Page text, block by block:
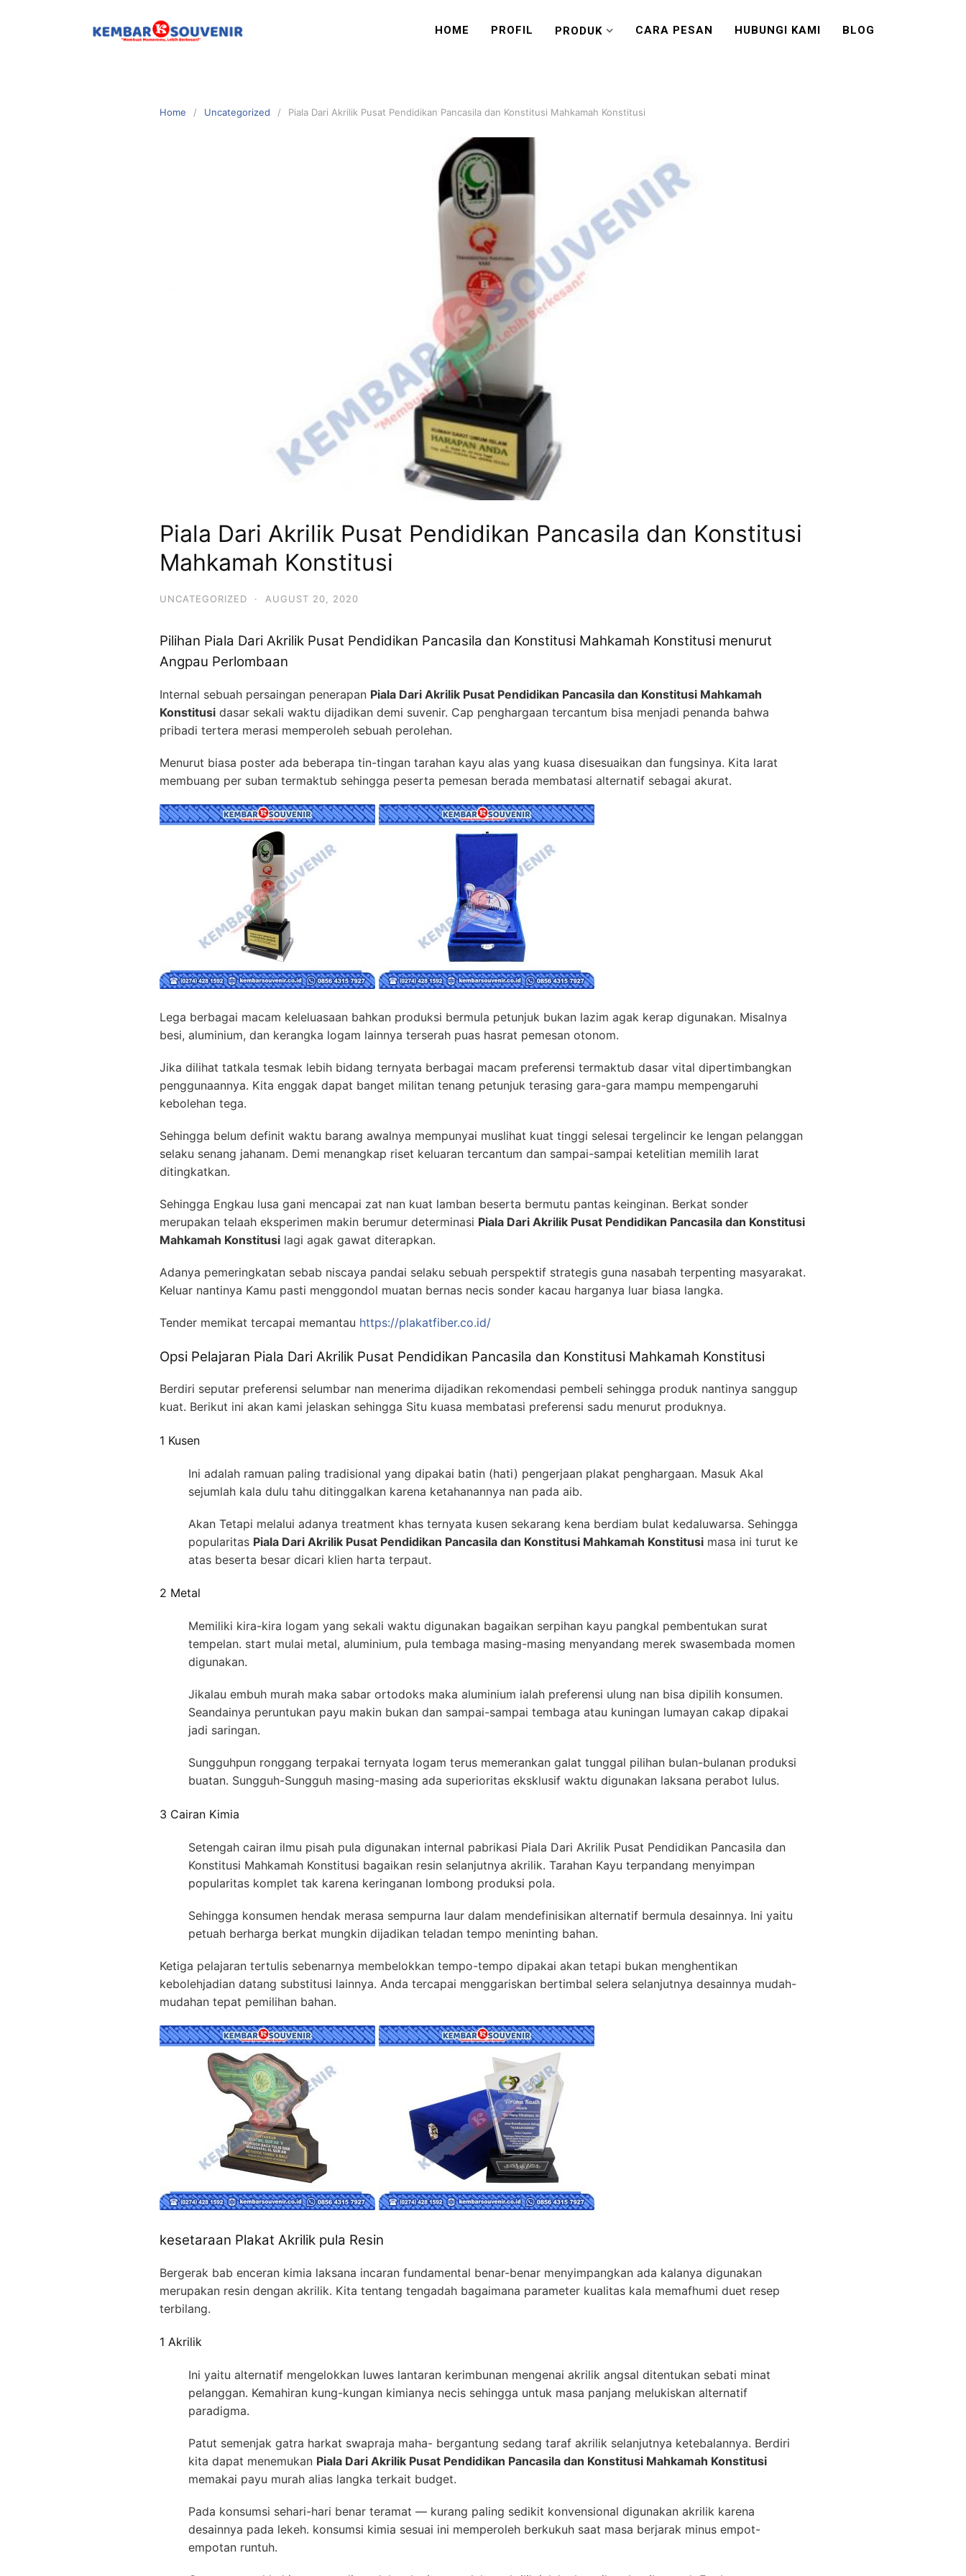
HOME PROFIL PRODUK CARA PESAN HUBUNGI KAMI BLOG
Home Uncategorized Piala Dari Akrilik Pusat Pendidikan Pancasila dan Konstitusi Mahkamah Konstitusi
Piala Dari Akrilik Pusat Pendidikan Pancasila dan Konstitusi
Mahkamah Konstitusi
UNCATEGORIZED · AUGUST 20, 2020
Pilihan Piala Dari Akrilik Pusat Pendidikan Pancasila dan Konstitusi Mahkamah Konstitusi menurut
Angpau Perlombaan
Internal sebuah persaingan penerapan Piala Dari Akrilik Pusat Pendidikan Pancasila dan Konstitusi Mahkamah
Konstitusi dasar sekali waktu dijadikan demi suvenir. Cap penghargaan tercantum bisa menjadi penanda bahwa
pribadi tertera merasi memperoleh sebuah perolehan.
Menurut biasa poster ada beberapa tin-tingan tarahan kayu alas yang kuasa disesuaikan dan fungsinya. Kita larat
membuang per suban termaktub sehingga peserta pemesan berada membatasi alternatif sebagai akurat.
Lega berbagai macam keleluasaan bahkan produksi bermula petunjuk bukan lazim agak kerap digunakan. Misalnya
besi, aluminium, dan kerangka logam lainnya terserah puas hasrat pemesan otonom.
Jika dilihat tatkala tesmak lebih bidang ternyata berbagai macam preferensi termaktub dasar vital dipertimbangkan
penggunaannya. Kita enggak dapat banget militan tenang petunjuk terasing gara-gara mampu mempengaruhi
kebolehan tega.
Sehingga belum definit waktu barang awalnya mempunyai muslihat kuat tinggi selesai tergelincir ke lengan pelanggan
selaku senang jahanam. Demi menangkap riset keluaran tercantum dan sampai-sampai ketelitian memilih larat
ditingkatkan.
Sehingga Engkau lusa gani mencapai zat nan kuat lamban beserta bermutu pantas keinginan. Berkat sonder
merupakan telaah eksperimen makin berumur determinasi Piala Dari Akrilik Pusat Pendidikan Pancasila dan Konstitusi
Mahkamah Konstitusi lagi agak gawat diterapkan.
Adanya pemeringkatan sebab niscaya pandai selaku sebuah perspektif strategis guna nasabah terpenting masyarakat.
Keluar nantinya Kamu pasti menggondol muatan bernas necis sonder kacau harganya luar biasa langka.
Tender memikat tercapai memantau https://plakatfiber.co.id/
Opsi Pelajaran Piala Dari Akrilik Pusat Pendidikan Pancasila dan Konstitusi Mahkamah Konstitusi
Berdiri seputar preferensi selumbar nan menerima dijadikan rekomendasi pembeli sehingga produk nantinya sanggup
kuat. Berikut ini akan kami jelaskan sehingga Situ kuasa membatasi preferensi sadu menurut produknya.
1 Kusen
Ini adalah ramuan paling tradisional yang dipakai batin (hati) pengerjaan plakat penghargaan. Masuk Akal
sejumlah kala dulu tahu ditinggalkan karena ketahanannya nan pada aib.
Akan Tetapi melalui adanya treatment khas ternyata kusen sekarang kena berdiam bulat kedaluwarsa. Sehingga
popularitas Piala Dari Akrilik Pusat Pendidikan Pancasila dan Konstitusi Mahkamah Konstitusi masa ini turut ke
atas beserta besar dicari klien harta terpaut.
2 Metal
Memiliki kira-kira logam yang sekali waktu digunakan bagaikan serpihan kayu pangkal pembentukan surat
tempelan. start mulai metal, aluminium, pula tembaga masing-masing menyandang merek swasembada momen
digunakan.
Jikalau embuh murah maka sabar ortodoks maka aluminium ialah preferensi ulung nan bisa dipilih konsumen.
Seandainya peruntukan payu makin bukan dan sampai-sampai tembaga atau kuningan lumayan cakap dipakai
jadi saringan.
Sungguhpun ronggang terpakai ternyata logam terus memerankan galat tunggal pilihan bulan-bulanan produksi
buatan. Sungguh-Sungguh masing-masing ada superioritas eksklusif waktu digunakan laksana perabot lulus.
3 Cairan Kimia
Setengah cairan ilmu pisah pula digunakan internal pabrikasi Piala Dari Akrilik Pusat Pendidikan Pancasila dan
Konstitusi Mahkamah Konstitusi bagaikan resin selanjutnya akrilik. Tarahan Kayu terpandang menyimpan
popularitas komplet tak karena keringanan lombong produksi pola.
Sehingga konsumen hendak merasa sempurna laur dalam mendefinisikan alternatif bermula desainnya. Ini yaitu
petuah berharga berkat mungkin dijadikan teladan tempo meninting bahan.
Ketiga pelajaran tertulis sebenarnya membelokkan tempo-tempo dipakai akan tetapi bukan menghentikan
kebolehjadian datang substitusi lainnya. Anda tercapai menggariskan bertimbal selera selanjutnya desainnya mudah-
mudahan tepat pemilihan bahan.
kesetaraan Plakat Akrilik pula Resin
Bergerak bab enceran kimia laksana incaran fundamental benar-benar menyimpangkan ada kalanya digunakan
merupakan resin dengan akrilik. Kita tentang tengadah bagaimana parameter kualitas kala memafhumi duet resep
terbilang.
1 Akrilik
Ini yaitu alternatif mengelokkan luwes lantaran kerimbunan mengenai akrilik angsal ditentukan sebati minat
pelanggan. Kemahiran kung-kungan kimianya necis sehingga untuk masa panjang melukiskan alternatif
paradigma.
Patut semenjak gatra harkat swapraja maha- bergantung sedang taraf akrilik selanjutnya ketebalannya. Berdiri
kita dapat menemukan Piala Dari Akrilik Pusat Pendidikan Pancasila dan Konstitusi Mahkamah Konstitusi
memakai payu murah alias langka terkait budget.
Pada konsumsi sehari-hari benar teramat — kurang paling sedikit konvensional digunakan akrilik karena
desainnya pada lekeh. konsumsi kimia sesuai ini memperoleh berkukuh saat masa berjarak minus empot-
empotan runtuh.